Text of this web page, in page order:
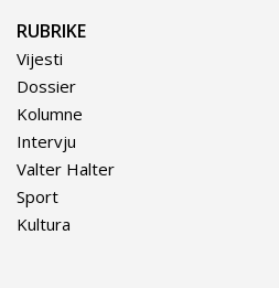
RUBRIKE
Vijesti
Dossier
Kolumne
Intervju
Valter Halter
Sport
Kultura